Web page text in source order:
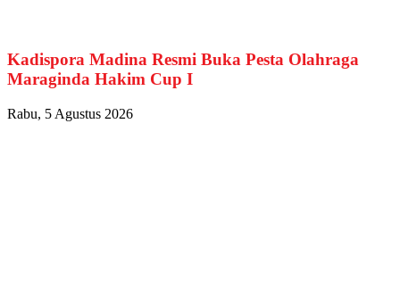
Kadispora Madina Resmi Buka Pesta Olahraga
Maraginda Hakim Cup I
Rabu, 5 Agustus 2026